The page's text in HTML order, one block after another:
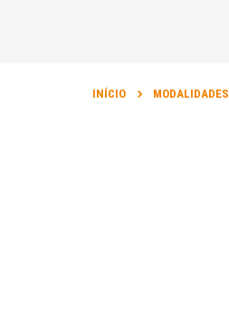
INÍCIO MODALIDADES